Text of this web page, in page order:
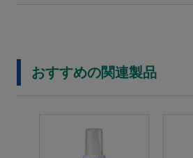
おすすめの関連製品